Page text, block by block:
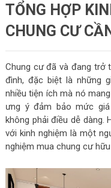
TỔNG HỢP
CHUNG CƯ
Chung cư đã và đang trở
đình, đặc biệt là những
nhiều tiện ích mà nó
ưng ý đảm bảo mức
không phải điều dễ dàng.
với kinh nghiệm là một
nghiệm mua chung cư